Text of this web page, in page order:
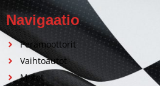
Navigaatio
Perämoottorit
Vaihtoautot
Motot